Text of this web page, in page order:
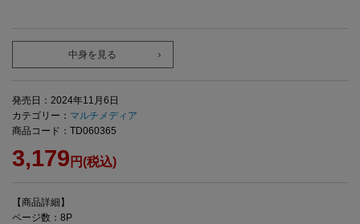
中身を見る
発売日：2024年11月6日
カテゴリー： マルチメディア
商品コード：TD060365
3,179 円(税込)
【商品詳細】
ページ数：8P